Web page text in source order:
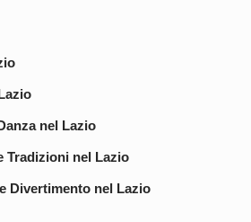
nel Lazio
Tradizioni nel Lazio
Divertimento nel Lazio